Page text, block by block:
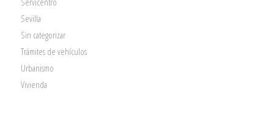
Sevilla
Sin categorizar
Trámites de vehículos
Urbanismo
Vivienda